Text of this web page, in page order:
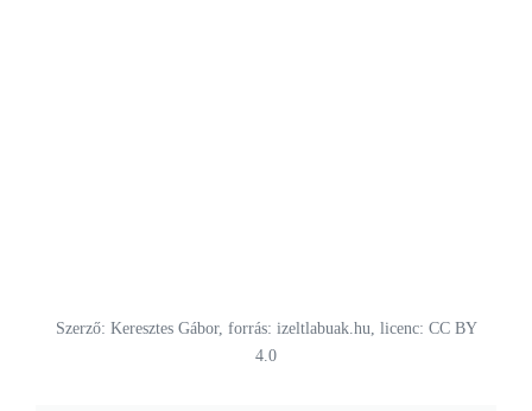
Szerző: Keresztes Gábor, forrás: izeltlabuak.hu, licenc: CC BY
4.0